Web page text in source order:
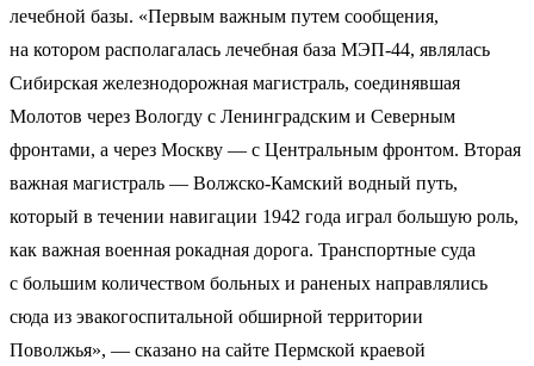
лечебной базы. «Первым важным путем сообщения,
на котором располагалась лечебная база МЭП-44, являлась
Сибирская железнодорожная магистраль, соединявшая
Молотов через Вологду с Ленинградским и Северным
фронтами, а через Москву — с Центральным фронтом. Вторая
важная магистраль — Волжско-Камский водный путь,
который в течении навигации 1942 года играл большую роль,
как важная военная рокадная дорога. Транспортные суда
с большим количеством больных и раненых направлялись
сюда из эвакогоспитальной обширной территории
Поволжья», — сказано на сайте Пермской краевой